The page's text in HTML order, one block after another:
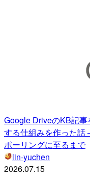
Google DriveのKB記
する仕組みを作った話
ポーリングに至るまで
lin-yuchen
2026.07.15